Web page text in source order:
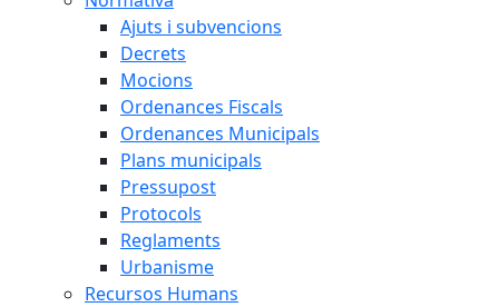
Ajuts i subvencions
Decrets
Mocions
Ordenances Fiscals
Ordenances Municipals
Plans municipals
Pressupost
Protocols
Reglaments
Urbanisme
Recursos Humans